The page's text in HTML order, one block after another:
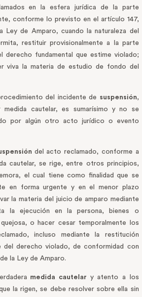
en la esfera jurídica de la parte
conforme lo previsto en el artículo 147,
Ley de Amparo, cuando la naturaleza del
restituir provisionalmente a la parte
derecho fundamental que estime violado;
viva la materia de estudio de fondo del
del incidente de suspensión,
cautelar, es sumarísimo y no se
por algún otro acto jurídico o evento
del acto reclamado, conforme a
cautelar, se rige, entre otros principios,
el cual tiene como finalidad que se
en forma urgente y en el menor plazo
la materia del juicio de amparo mediante
la ejecución en la persona, bienes o
o hacer cesar temporalmente los
incluso mediante la restitución
del derecho violado, de conformidad con
la Ley de Amparo.
medida cautelar y atento a los
la rigen, se debe resolver sobre ella sin